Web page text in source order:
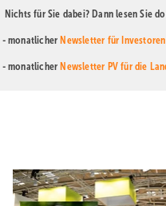
Nichts für Sie dabei? Dann lesen Sie
- monatlicher Newsletter für Investoren
- monatlicher Newsletter PV für die